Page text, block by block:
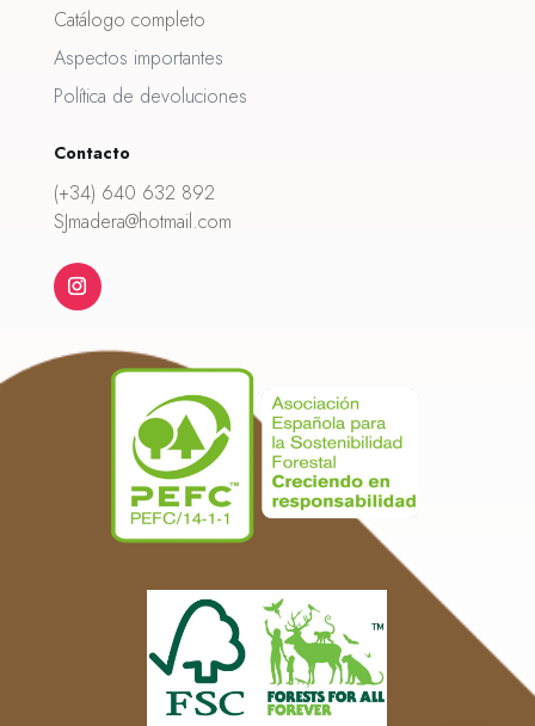
Catálogo completo
Aspectos importantes
Política de devoluciones
Contacto
(+34) 640 632 892
SJmadera@hotmail.com